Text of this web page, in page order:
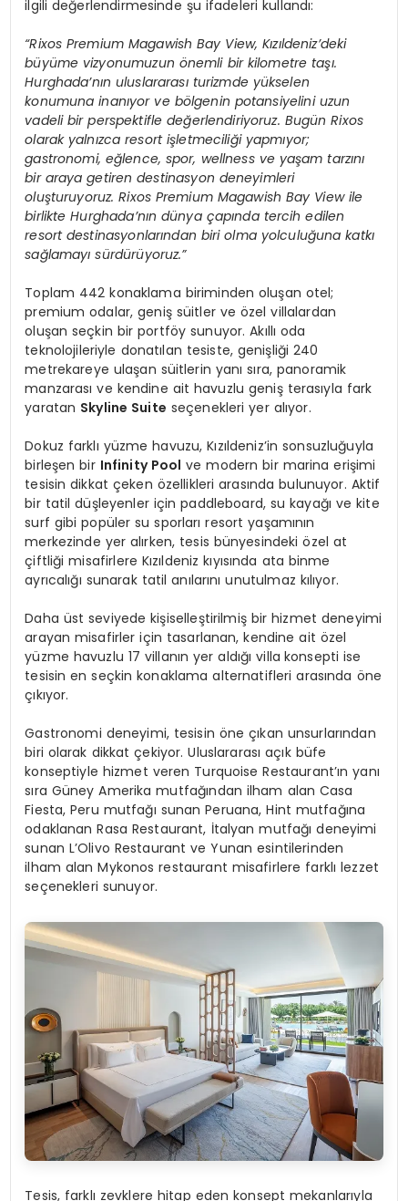
ilgili değerlendirmesinde şu ifadeleri kullandı:
“Rixos Premium Magawish Bay View, Kızıldeniz’deki
büyüme vizyonumuzun önemli bir kilometre taşı.
Hurghada’nın uluslararası turizmde yükselen
konumuna inanıyor ve bölgenin potansiyelini uzun
vadeli bir perspektifle değerlendiriyoruz. Bugün Rixos
olarak yalnızca resort işletmeciliği yapmıyor;
gastronomi, eğlence, spor, wellness ve yaşam tarzını
bir araya getiren destinasyon deneyimleri
oluşturuyoruz. Rixos Premium Magawish Bay View ile
birlikte Hurghada’nın dünya çapında tercih edilen
resort destinasyonlarından biri olma yolculuğuna katkı
sağlamayı sürdürüyoruz.”
Toplam 442 konaklama biriminden oluşan otel;
premium odalar, geniş süitler ve özel villalardan
oluşan seçkin bir portföy sunuyor. Akıllı oda
teknolojileriyle donatılan tesiste, genişliği 240
metrekareye ulaşan süitlerin yanı sıra, panoramik
manzarası ve kendine ait havuzlu geniş terasıyla fark
yaratan Skyline Suite seçenekleri yer alıyor.
Dokuz farklı yüzme havuzu, Kızıldeniz’in sonsuzluğuyla
birleşen bir Infinity Pool ve modern bir marina erişimi
tesisin dikkat çeken özellikleri arasında bulunuyor. Aktif
bir tatil düşleyenler için paddleboard, su kayağı ve kite
surf gibi popüler su sporları resort yaşamının
merkezinde yer alırken, tesis bünyesindeki özel at
çiftliği misafirlere Kızıldeniz kıyısında ata binme
ayrıcalığı sunarak tatil anılarını unutulmaz kılıyor.
Daha üst seviyede kişiselleştirilmiş bir hizmet deneyimi
arayan misafirler için tasarlanan, kendine ait özel
yüzme havuzlu 17 villanın yer aldığı villa konsepti ise
tesisin en seçkin konaklama alternatifleri arasında öne
çıkıyor.
Gastronomi deneyimi, tesisin öne çıkan unsurlarından
biri olarak dikkat çekiyor. Uluslararası açık büfe
konseptiyle hizmet veren Turquoise Restaurant’ın yanı
sıra Güney Amerika mutfağından ilham alan Casa
Fiesta, Peru mutfağı sunan Peruana, Hint mutfağına
odaklanan Rasa Restaurant, İtalyan mutfağı deneyimi
sunan L’Olivo Restaurant ve Yunan esintilerinden
ilham alan Mykonos restaurant misafirlere farklı lezzet
seçenekleri sunuyor.
Tesis, farklı zevklere hitap eden konsept mekanlarıyla